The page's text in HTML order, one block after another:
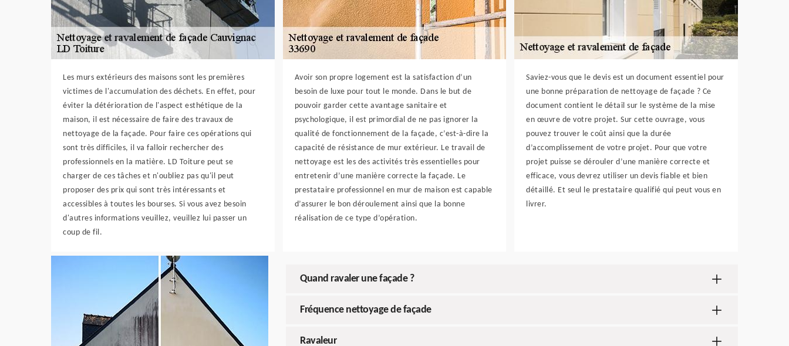
Les murs extérieurs des maisons sont les premières
victimes de l'accumulation des déchets. En effet, pour
éviter la détérioration de l'aspect esthétique de la
maison, il est nécessaire de faire des travaux de
nettoyage de la façade. Pour faire ces opérations qui
sont très difficiles, il va falloir rechercher des
professionnels en la matière. LD Toiture peut se
charger de ces tâches et n'oubliez pas qu'il peut
proposer des prix qui sont très intéressants et
accessibles à toutes les bourses. Si vous avez besoin
d'autres informations veuillez, veuillez lui passer un
coup de fil.
Avoir son propre logement est la satisfaction d’un
besoin de luxe pour tout le monde. Dans le but de
pouvoir garder cette avantage sanitaire et
psychologique, il est primordial de ne pas ignorer la
qualité de fonctionnement de la façade, c’est-à-dire la
capacité de résistance de mur extérieur. Le travail de
nettoyage est les des activités très essentielles pour
entretenir d’une manière correcte la façade. Le
prestataire professionnel en mur de maison est capable
d’assurer le bon déroulement ainsi que la bonne
réalisation de ce type d’opération.
Saviez-vous que le devis est un document essentiel pour
une bonne préparation de nettoyage de façade ? Ce
document contient le détail sur le système de la mise
en œuvre de votre projet. Sur cette ouvrage, vous
pouvez trouver le coût ainsi que la durée
d’accomplissement de votre projet. Pour que votre
projet puisse se dérouler d’une manière correcte et
efficace, vous devrez utiliser un devis fiable et bien
détaillé. Et seul le prestataire qualifié qui peut vous en
livrer.
Quand ravaler une façade ?
Fréquence nettoyage de façade
Ravaleur